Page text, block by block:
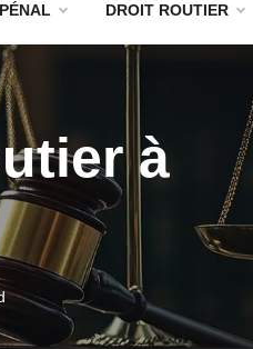
DROIT ROUTIER
à